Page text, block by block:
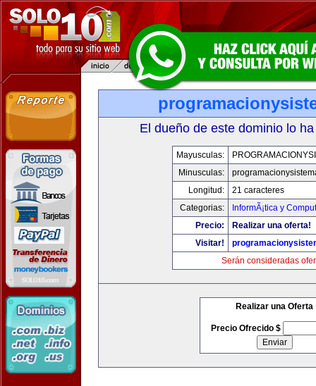
El dueño de este dominio lo
Mayusculas:
Minusculas:
Longitud:
21 caracteres
Categorias:
InformÃ¡tica y
Precio:
Realizar una oferta!
Visitar!
Serán consideradas
Realizar una Oferta
Precio Ofrecido $